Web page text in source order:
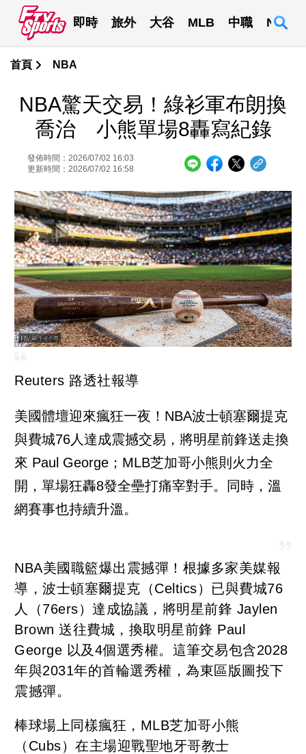
即時 旅外 大谷 MLB 中職 NBA
首頁 NBA
NBA驚天交易！綠衫軍布朗換
喬治 小熊單場8轟寫紀錄
發佈時間：2026/07/02 16:03
更新時間：2026/07/02 16:58
Reuters 路透社報導
美國體壇迎來瘋狂一夜！NBA波士頓塞爾提克
與費城76人達成震撼交易，將明星前鋒送走換
來 Paul George；MLB芝加哥小熊則火力全
開，單場狂轟8發全壘打痛宰對手。同時，溫
網賽事也持續升溫。
NBA美國職籃爆出震撼彈！根據多家美媒報
導，波士頓塞爾提克（Celtics）已與費城76
人（76ers）達成協議，將明星前鋒 Jaylen
Brown 送往費城，換取明星前鋒 Paul
George 以及4個選秀權。這筆交易包含2028
年與2031年的首輪選秀權，為東區版圖投下
震撼彈。
棒球場上同樣瘋狂，MLB芝加哥小熊
（Cubs）在主場迎戰聖地牙哥教士